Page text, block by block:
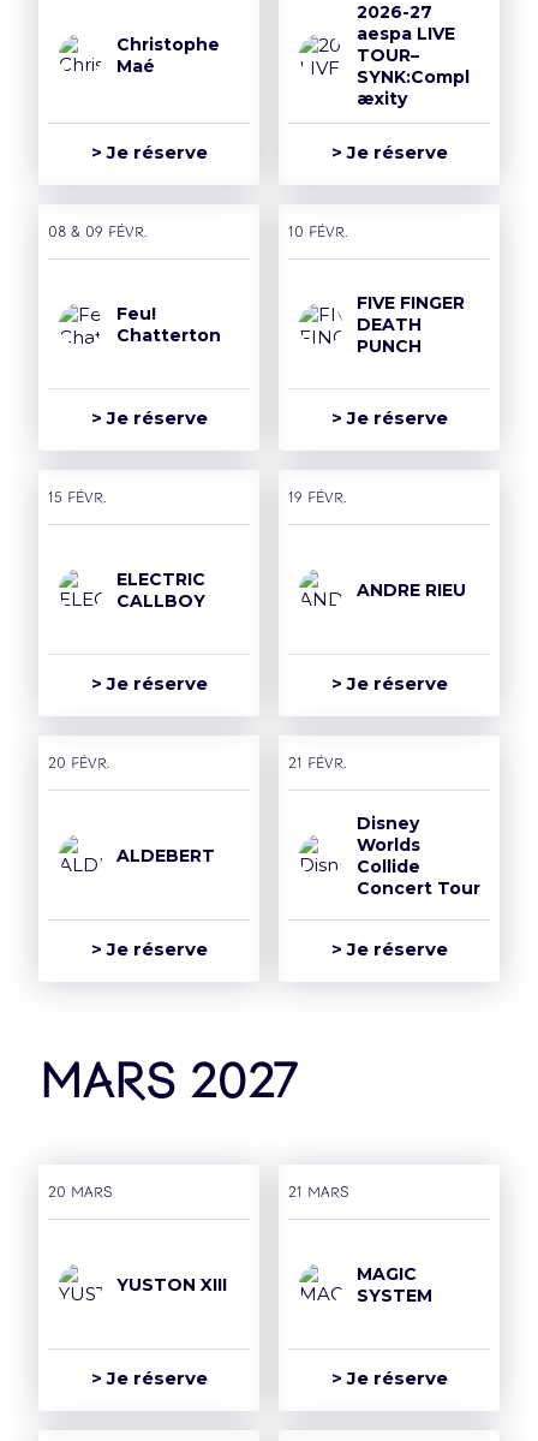
Christophe
Maé
> Je réserve
2026-27
aespa LIVE
TOUR–
SYNK:Compl
æxity
> Je réserve
08 & 09 févr.
Feu!
Chatterton
> Je réserve
10 févr.
FIVE FINGER
DEATH
PUNCH
> Je réserve
15 févr.
ELECTRIC
CALLBOY
> Je réserve
19 févr.
ANDRE RIEU
> Je réserve
20 févr.
ALDEBERT
> Je réserve
21 févr.
Disney
Worlds
Collide
Concert Tour
> Je réserve
mars 2027
20 mars
YUSTON XIII
> Je réserve
21 mars
MAGIC
SYSTEM
> Je réserve